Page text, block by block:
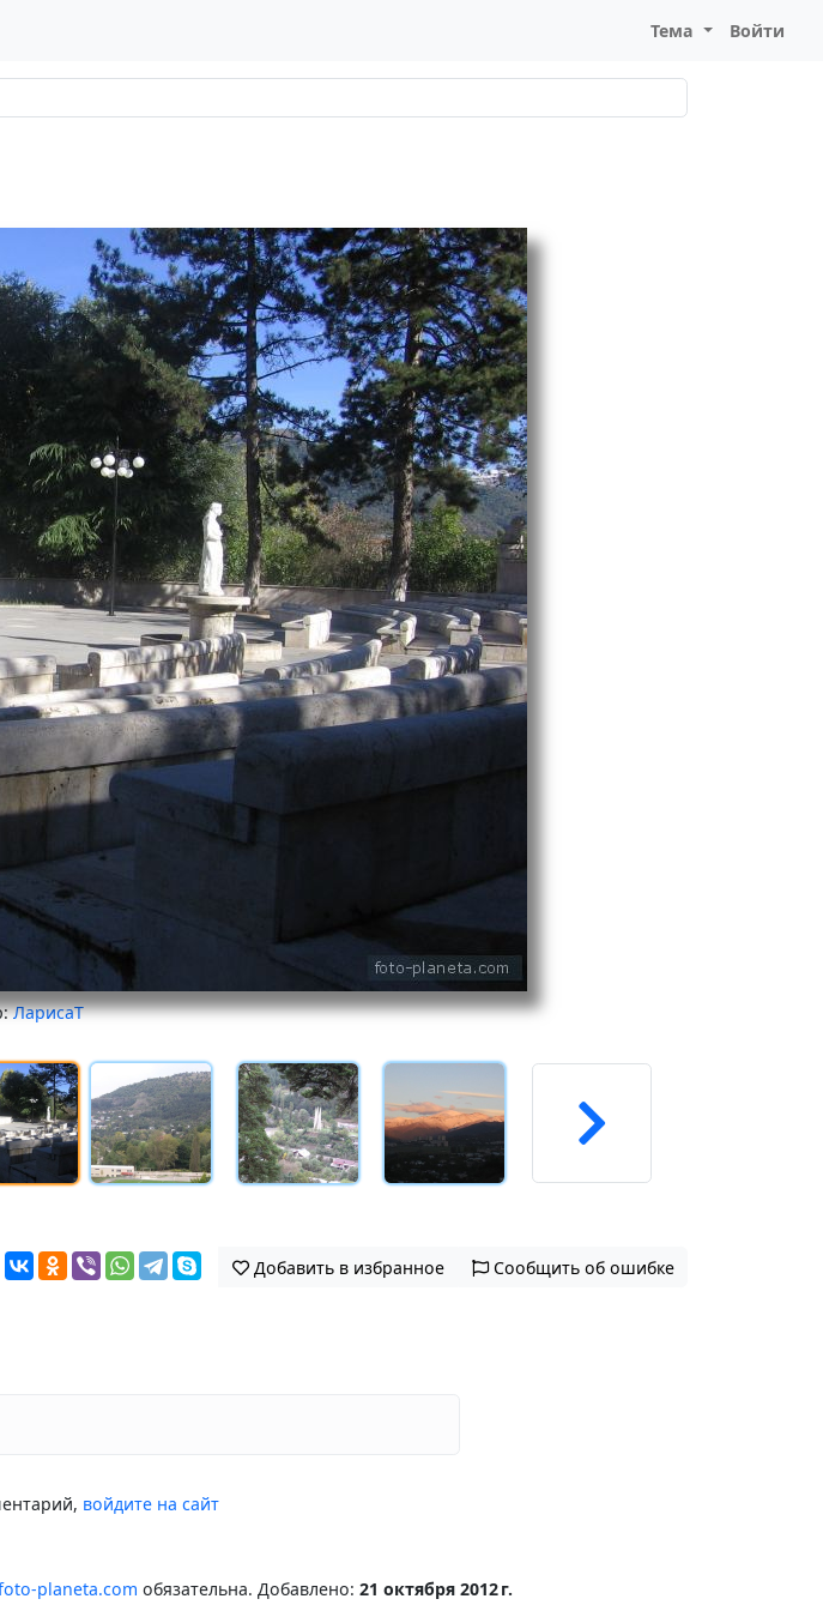
Тема Войти
ЛарисаТ
Добавить в избранное Сообщить об ошибке
войдите на сайт
planeta.com обязательна. Добавлено: 21 октября 2012 г.